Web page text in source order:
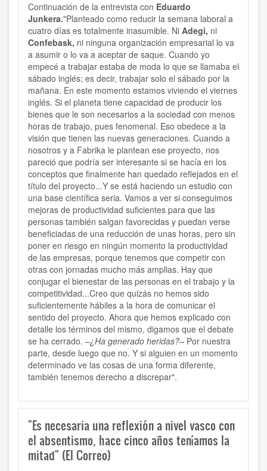
Continuación de la entrevista con Eduardo
Junkera."Planteado como reducir la semana laboral a
cuatro días es totalmente inasumible. Ni Adegi, ni
Confebask, ni ninguna organización empresarial lo va
a asumir o lo va a aceptar de saque. Cuando yo
empecé a trabajar estaba de moda lo que se llamaba el
sábado inglés; es decir, trabajar solo el sábado por la
mañana. En este momento estamos viviendo el viernes
inglés. Si el planeta tiene capacidad de producir los
bienes que le son necesarios a la sociedad con menos
horas de trabajo, pues fenomenal. Eso obedece a la
visión que tienen las nuevas generaciones. Cuando a
nosotros y a Fabrika le plantean ese proyecto, nos
pareció que podría ser interesante si se hacía en los
conceptos que finalmente han quedado reflejados en el
título del proyecto...Y se está haciendo un estudio con
una base científica seria. Vamos a ver si conseguimos
mejoras de productividad suficientes para que las
personas también salgan favorecidas y puedan verse
beneficiadas de una reducción de unas horas, pero sin
poner en riesgo en ningún momento la productividad
de las empresas, porque tenemos que competir con
otras con jornadas mucho más amplias. Hay que
conjugar el bienestar de las personas en el trabajo y la
competitividad...Creo que quizás no hemos sido
suficientemente hábiles a la hora de comunicar el
sentido del proyecto. Ahora que hemos explicado con
detalle los términos del mismo, digamos que el debate
se ha cerrado. –¿Ha generado heridas?– Por nuestra
parte, desde luego que no. Y si alguien en un momento
determinado ve las cosas de una forma diferente,
también tenemos derecho a discrepar".
"Es necesaria una reflexión a nivel vasco con
el absentismo, hace cinco años teníamos la
mitad" (El Correo)